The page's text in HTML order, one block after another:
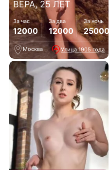
ВЕРА, 25 ЛЕТ
За час
12000
За два
12000
За ночь
25000
Москва Улица 1905 года